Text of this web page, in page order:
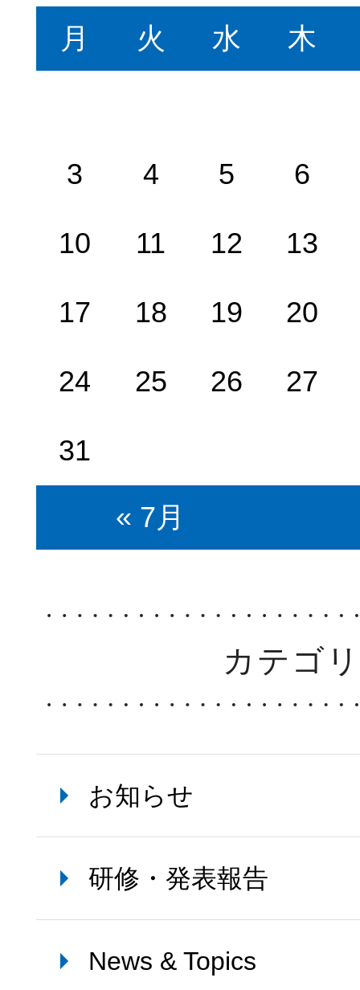
月
火 水 木
« 7月
3 4 5 6
10 11 12 13
17 18 19 20
24 25 26 27
31
カテゴ
お知らせ
研修・発表報告
News & Topics